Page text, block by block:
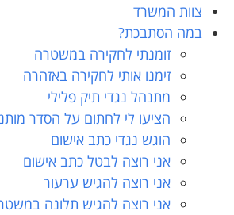
צוות המשרד
במה הסתבכת?
זומנתי לחקירה במשטרה
זימנו אותי לחקירה באזהרה
מתנהל נגדי תיק פלילי
הציעו לי לחתום על הסדר מותנה
הוגש נגדי כתב אישום
אני רוצה לבטל כתב אישום
אני רוצה להגיש ערעור
אני רוצה להגיש תלונה במשטרה